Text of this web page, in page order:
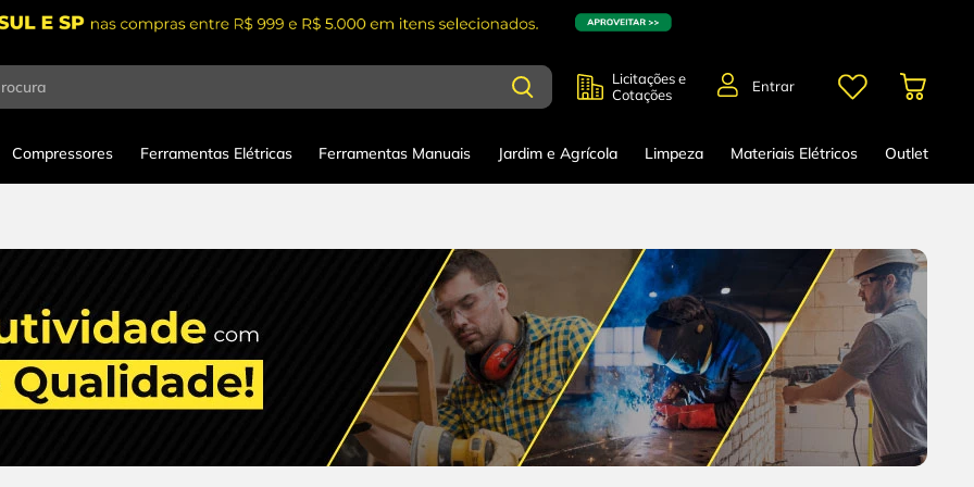
Licitações e
Cotações
Entrar
Compressores Ferramentas Elétricas Ferramentas Manuais Jardim e Agrícola Limpeza Materiais Elétricos Outlet